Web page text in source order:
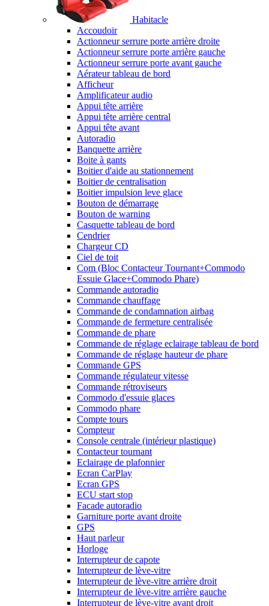
Habitacle
Accoudoir
Actionneur serrure porte arrière droite
Actionneur serrure porte arrière gauche
Actionneur serrure porte avant gauche
Aérateur tableau de bord
Afficheur
Amplificateur audio
Appui tête arrière
Appui tête arrière central
Appui tête avant
Autoradio
Banquette arrière
Boite à gants
Boitier d'aide au stationnement
Boitier de centralisation
Boitier impulsion leve glace
Bouton de démarrage
Bouton de warning
Casquette tableau de bord
Cendrier
Chargeur CD
Ciel de toit
Com (Bloc Contacteur Tournant+Commodo
Essuie Glace+Commodo Phare)
Commande autoradio
Commande chauffage
Commande de condamnation airbag
Commande de fermeture centralisée
Commande de phare
Commande de réglage eclairage tableau de bord
Commande de réglage hauteur de phare
Commande GPS
Commande régulateur vitesse
Commande rétroviseurs
Commodo d'essuie glaces
Commodo phare
Compte tours
Compteur
Console centrale (intérieur plastique)
Contacteur tournant
Eclairage de plafonnier
Ecran CarPlay
Ecran GPS
ECU start stop
Facade autoradio
Garniture porte avant droite
GPS
Haut parleur
Horloge
Interrupteur de capote
Interrupteur de lève-vitre
Interrupteur de lève-vitre arrière droit
Interrupteur de lève-vitre arrière gauche
Interrupteur de lève-vitre avant droit